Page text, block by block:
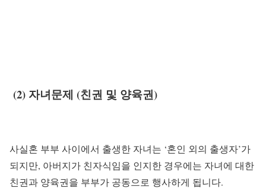
(2) 자녀문제 (친권 및 양육권)
사실혼 부부 사이에서 출생한 자녀는 ‘혼인 외의 출생자’가
되지만, 아버지가 친자식임을 인지한 경우에는 자녀에 대한
친권과 양육권을 부부가 공동으로 행사하게 됩니다.